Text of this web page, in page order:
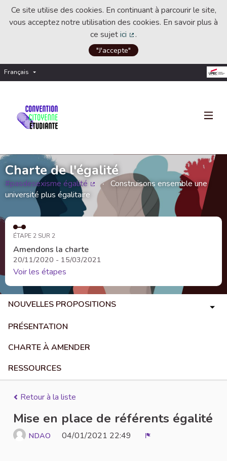
Ce site utilise des cookies. En continuant à parcourir le site,
vous acceptez notre utilisation des cookies. En savoir plus à
ce sujetici
(Lien externe)
.
"J'accepte"
Français Choisir la langue
Charte de l'égalité
#pasdesexisme égalité
(Lien externe)
Construisons ensemble une
université plus égalitaire
ÉTAPE 2 SUR 2
Amendons la charte
20/11/2020 - 15/03/2021
Voir les étapes
NOUVELLES PROPOSITIONS
PRÉSENTATION
CHARTE À AMENDER
RESSOURCES
Retour à la liste
Mise en place de référents égalité
NDAO 04/01/2021 22:49